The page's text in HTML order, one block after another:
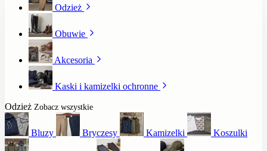
Odzież
Obuwie
Akcesoria
Kaski i kamizelki ochronne
Odzież Zobacz wszystkie
Bluzy Bryczesy Kamizelki Koszulki